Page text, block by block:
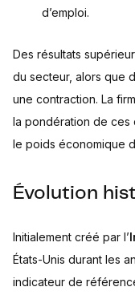
d’emploi.
Des résultats
du secteur, alors que
une contraction. La
la pondération de ces
le poids économique
Évolution
Initialement créé par l’
États-Unis durant les
indicateur de